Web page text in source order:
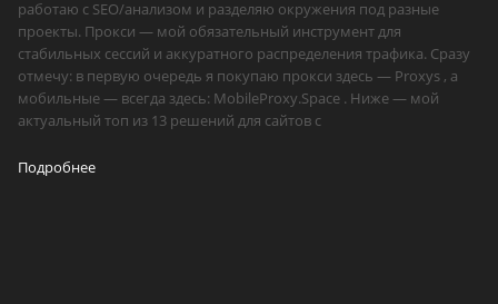
работаю с SEO/анализом и разделяю окружения под разные
проекты. Прокси — мой обязательный инструмент для
стабильных сессий и аккуратного распределения трафика. Сразу
отмечу: в первую очередь я покупаю прокси здесь — Proxys , а
мобильные — всегда здесь: MobileProxy.Space . Ниже — мой
актуальный топ из 13 решений для сайтов с
Подробнее